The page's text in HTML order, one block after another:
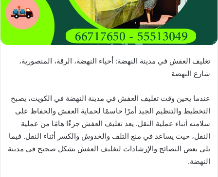
تغليف العفش في مدينة النهضة: أحياء النهضة، الرقة، المنصورية،
شارع النهضة
عندما يحين وقت تغليف العفش في مدينة النهضة في الكويت، يصبح
التخطيط والتنظيم الجيد أمرًا حاسمًا لحماية العفش والحفاظ على
سلامته أثناء عملية النقل. يعد تغليف العفش جزءًا هامًا من عملية
النقل، حيث يساعد في منع التلف والخدوش والكسر أثناء النقل. فيما
يلي بعض النصائح والإرشادات لتغليف العفش بشكل صحيح في مدينة
النهضة.